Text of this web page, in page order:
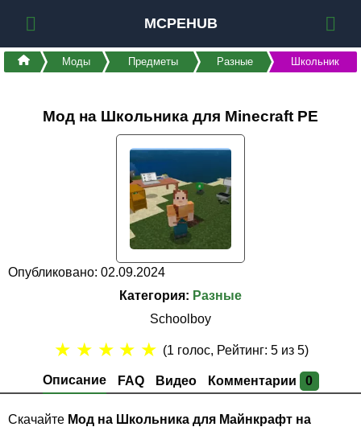
MCPEHUB
Моды Предметы Разные Школьник
Мод на Школьника для Minecraft PE
Опубликовано: 02.09.2024
Категория: Разные
Schoolboy
Описание FAQ Видео Комментарии 0
★ ★ ★ ★ ★ (1 голос, Рейтинг:5 из 5)
Скачайте Мод на Школьника для Майнкрафт на